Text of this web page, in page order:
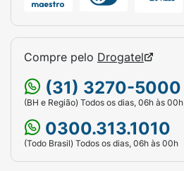
Compre pelo Drogatel
(31) 3270-5000
(BH e Região) Todos os dias, 06h às 00h
0300.313.1010
(Todo Brasil) Todos os dias, 06h às 00h